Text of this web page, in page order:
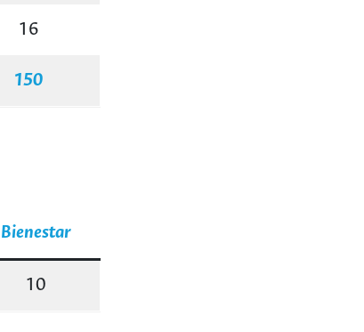
16
150
Bienestar
10